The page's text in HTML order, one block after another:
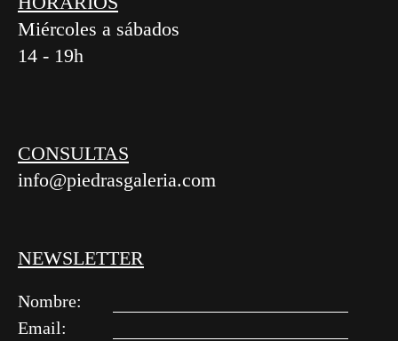
Miércoles a sábados
14 - 19h
CONSULTAS
info@piedrasgaleria.com
NEWSLETTER
Nombre:
Email: